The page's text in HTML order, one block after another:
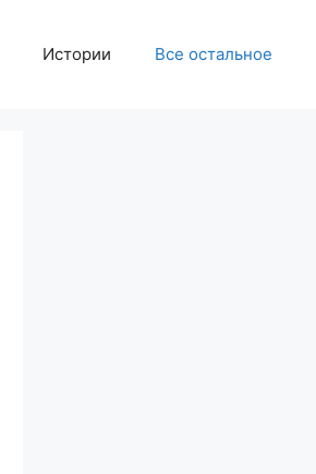
Истории Все остальное